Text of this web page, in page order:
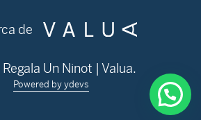
Un Ninot | Valua.
Powered by ydevs
de